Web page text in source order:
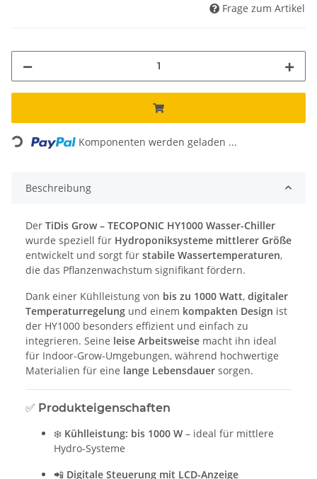
Frage zum Artikel
Loading... Komponenten werden geladen ...
Beschreibung
Der TiDis Grow – TECOPONIC HY1000 Wasser-Chiller
wurde speziell für Hydroponiksysteme mittlerer Größe
entwickelt und sorgt für stabile Wassertemperaturen,
die das Pflanzenwachstum signifikant fördern.
Dank einer Kühlleistung von bis zu 1000 Watt, digitaler
Temperaturregelung und einem kompakten Design ist
der HY1000 besonders effizient und einfach zu
integrieren. Seine leise Arbeitsweise macht ihn ideal
für Indoor-Grow-Umgebungen, während hochwertige
Materialien für eine lange Lebensdauer sorgen.
✅ Produkteigenschaften
❄️ Kühlleistung: bis 1000 W – ideal für mittlere
Hydro-Systeme
📲 Digitale Steuerung mit LCD-Anzeige